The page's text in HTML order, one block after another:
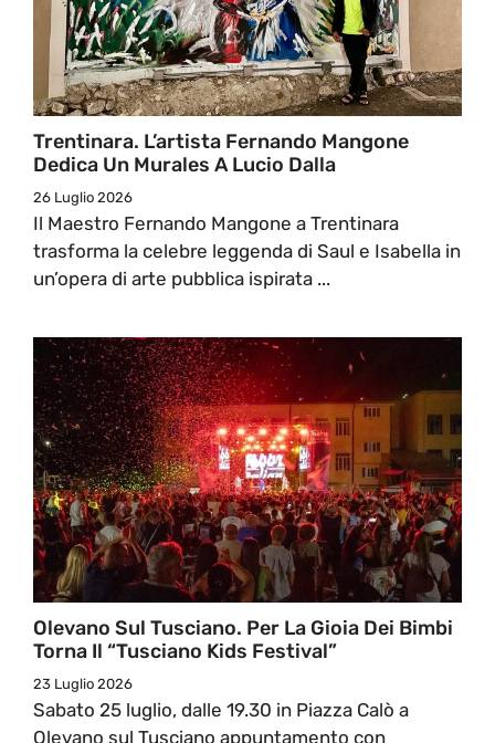
Trentinara. L’artista Fernando Mangone
Dedica Un Murales A Lucio Dalla
26 Luglio 2026
Il Maestro Fernando Mangone a Trentinara
trasforma la celebre leggenda di Saul e Isabella in
un’opera di arte pubblica ispirata ...
Olevano Sul Tusciano. Per La Gioia Dei Bimbi
Torna Il “Tusciano Kids Festival”
23 Luglio 2026
Sabato 25 luglio, dalle 19.30 in Piazza Calò a
Olevano sul Tusciano appuntamento con